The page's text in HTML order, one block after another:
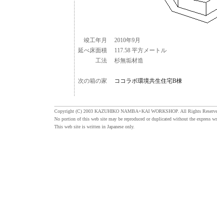
竣工年月
2010年9月
延べ床面積
117.58 平方メートル
工法
杉無垢材造
次の箱の家 ココラボ環境共生住宅B棟
Copyright (C) 2003 KAZUHIKO NAMBA+KAI WORKSHOP. All Rights
No portion of this web site may be reproduced or duplicated without the express
This web site is written in Japanese only.